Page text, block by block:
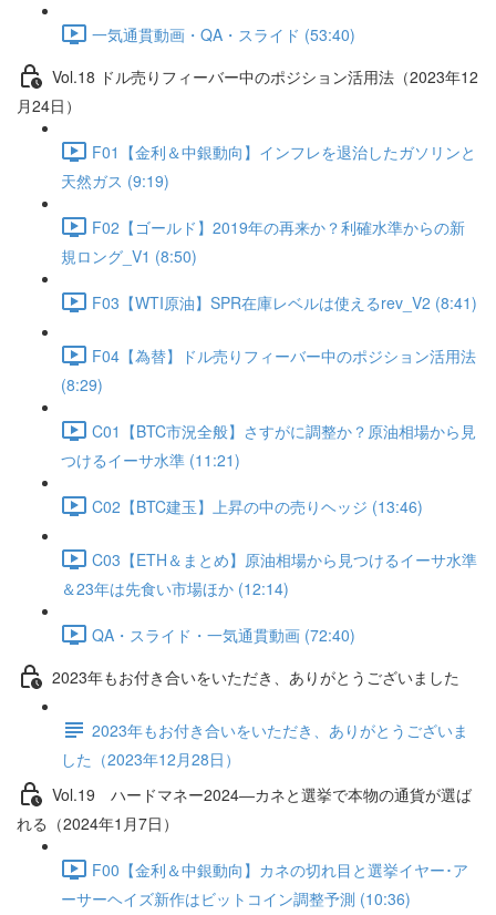
一気通貫動画・QA・スライド (53:40)
Vol.18 ドル売りフィーバー中のポジション活用法（2023年12
月24日）
F01【金利＆中銀動向】インフレを退治したガソリンと
天然ガス (9:19)
F02【ゴールド】2019年の再来か？利確水準からの新
規ロング_V1 (8:50)
F03【WTI原油】SPR在庫レベルは使えるrev_V2 (8:41)
F04【為替】ドル売りフィーバー中のポジション活用法
(8:29)
C01【BTC市況全般】さすがに調整か？原油相場から見
つけるイーサ水準 (11:21)
C02【BTC建玉】上昇の中の売りヘッジ (13:46)
C03【ETH＆まとめ】原油相場から見つけるイーサ水準
＆23年は先食い市場ほか (12:14)
QA・スライド・一気通貫動画 (72:40)
2023年もお付き合いをいただき、ありがとうございました
2023年もお付き合いをいただき、ありがとうございま
した（2023年12月28日）
Vol.19 ハードマネー2024―カネと選挙で本物の通貨が選ば
れる（2024年1月7日）
F00【金利＆中銀動向】カネの切れ目と選挙イヤー･ア
ーサーヘイズ新作はビットコイン調整予測 (10:36)